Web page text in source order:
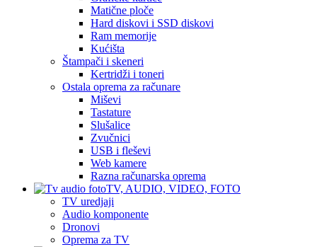
Matične ploče
Hard diskovi i SSD diskovi
Ram memorije
Kućišta
Štampači i skeneri
Kertridži i toneri
Ostala oprema za računare
Miševi
Tastature
Slušalice
Zvučnici
USB i fleševi
Web kamere
Razna računarska oprema
TV, AUDIO, VIDEO, FOTO
TV uredjaji
Audio komponente
Dronovi
Oprema za TV